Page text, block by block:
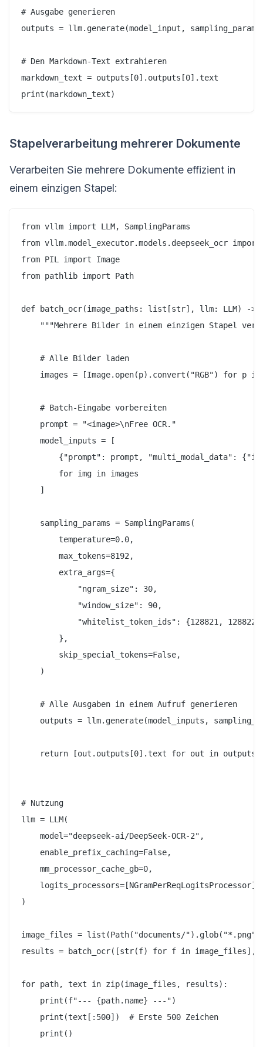
# Ausgabe generieren
outputs = llm.generate(model_input,
# Den Markdown-Text extrahieren
markdown_text = outputs[0].outputs[0].text
Stapelverarbeitung mehrerer Dokumente
Verarbeiten Sie mehrere Dokumente effizient in
einem einzigen Stapel:
from vllm import LLM, SamplingParams
from vllm.model_executor.models.deepseek_ocr import
from PIL import Image
from pathlib import Path
def batch_ocr(image_paths: list[str], llm: LLM)
"""Mehrere Bilder in einem einzigen Stapel
    # Alle Bilder laden
images = [Image.open(p).convert("RGB") for p
    # Batch-Eingabe vorbereiten
    prompt = "<image>\nFree OCR."
    model_inputs = [
{"prompt": prompt, "multi_modal_data":
        for img in images
    ]
    sampling_params = SamplingParams(
        temperature=0.0,
        max_tokens=8192,
        extra_args={
            "ngram_size": 30,
            "window_size": 90,
"whitelist_token_ids": {128821,
        },
        skip_special_tokens=False,
    )
    # Alle Ausgaben in einem Aufruf generieren
outputs = llm.generate(model_inputs,
    return [out.outputs[0].text for out in outputs]
# Nutzung
llm = LLM(
    model="deepseek-ai/DeepSeek-OCR-2",
    enable_prefix_caching=False,
    mm_processor_cache_gb=0,
    logits_processors=[NGramPerReqLogitsProcessor],
)
image_files = list(Path("documents/
results = batch_ocr([str(f) for f in image_files],
for path, text in zip(image_files, results):
    print(f"--- {path.name} ---")
    print(text[:500])  # Erste 500 Zeichen